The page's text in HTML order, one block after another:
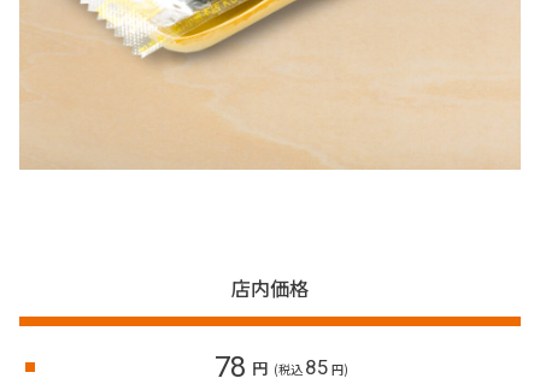
店内価格
78 円 (税込 85 円)